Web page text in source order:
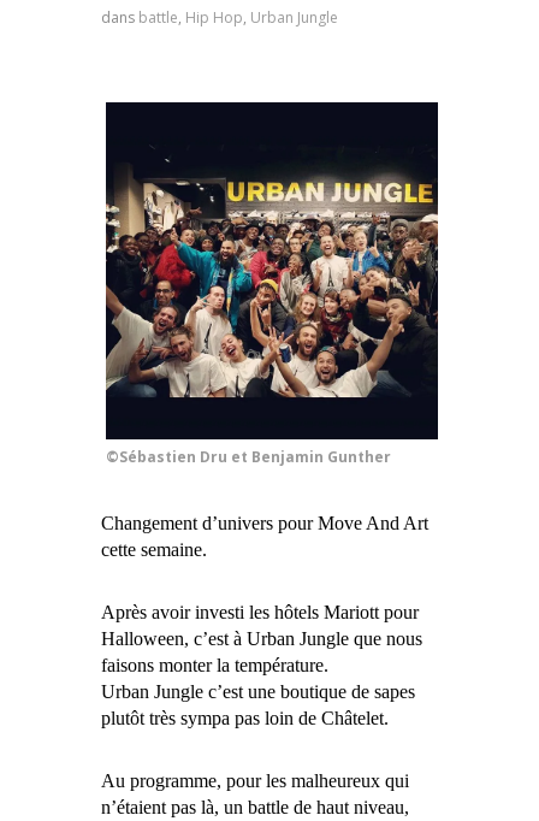
dans battle, Hip Hop, Urban Jungle
©Sébastien Dru et Benjamin Gunther
Changement d’univers pour Move And Art
cette semaine.
Après avoir investi les hôtels Mariott pour
Halloween, c’est à Urban Jungle que nous
faisons monter la température.
Urban Jungle c’est une boutique de sapes
plutôt très sympa pas loin de Châtelet.
Au programme, pour les malheureux qui
n’étaient pas là, un battle de haut niveau,